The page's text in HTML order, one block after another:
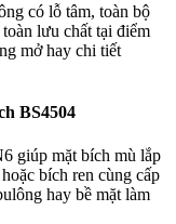
có lỗ tâm, toàn bộ
lưu chất tại điểm
mở hay chi tiết
BS4504
giúp mặt bích mù lắp
bích ren cùng cấp
hay bề mặt làm